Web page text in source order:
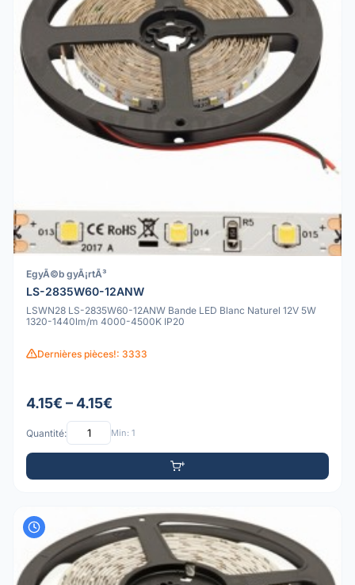
EgyÃ©b gyÃ¡rtÃ³
LS-2835W60-12ANW
LSWN28 LS-2835W60-12ANW Bande LED Blanc Naturel 12V 5W
1320-1440lm/m 4000-4500K IP20
Dernières pièces!: 3333
4.15€ – 4.15€
Quantité: Min: 1